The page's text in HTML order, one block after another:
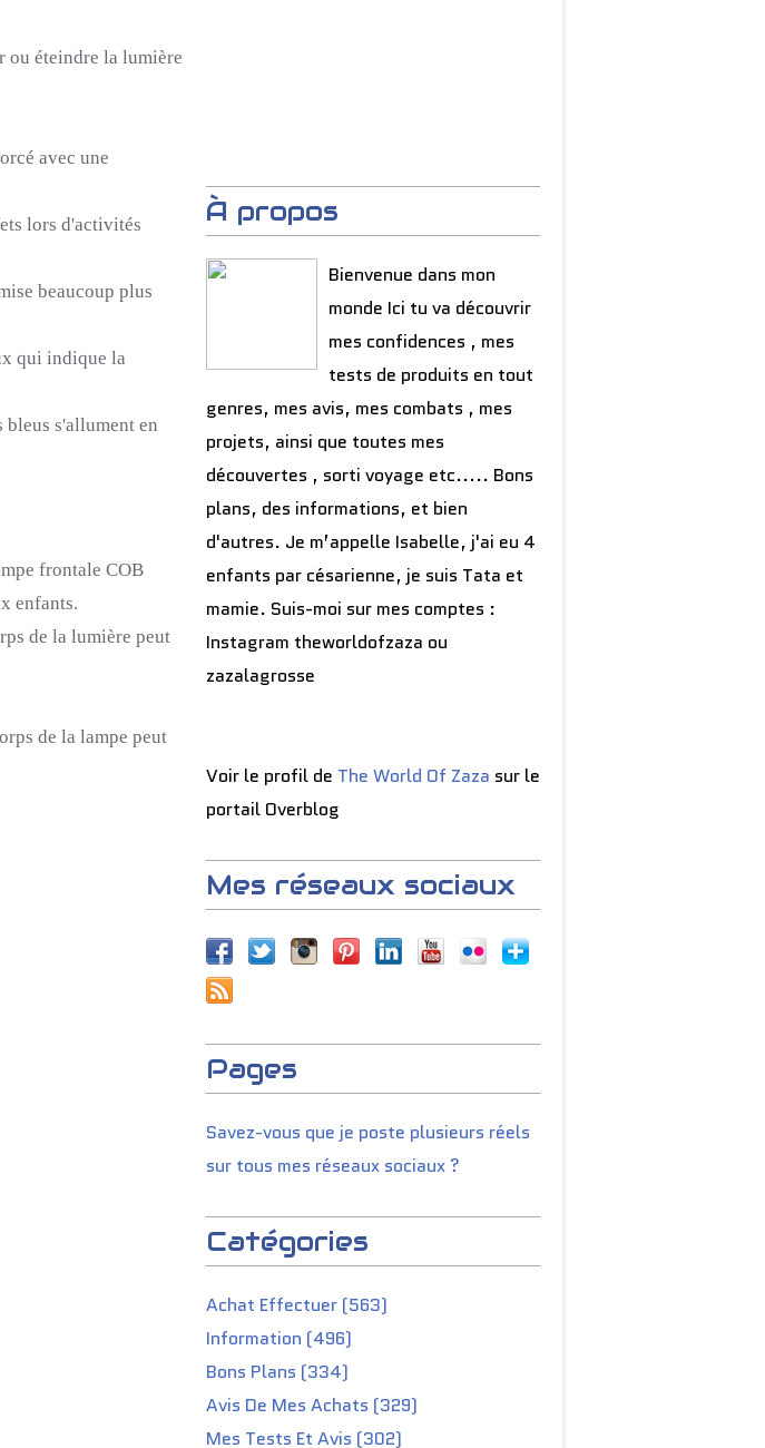
ou éteindre la lumière
avec une
lors d'activités
beaucoup plus
qui indique la
bleus s'allument en
frontale COB
enfants.
de la lumière peut
de la lampe peut
À propos
Bienvenue dans mon
monde Ici tu va découvrir
mes confidences , mes
tests de produits en tout
genres, mes avis, mes combats , mes
projets, ainsi que toutes mes
découvertes , sorti voyage etc..... Bons
plans, des informations, et bien
d'autres. Je m’appelle Isabelle, j'ai eu 4
enfants par césarienne, je suis Tata et
mamie. Suis-moi sur mes comptes :
Instagram theworldofzaza ou
zazalagrosse
Voir le profil de The World Of Zaza sur le
portail Overblog
Mes réseaux sociaux
Pages
Savez-vous que je poste plusieurs réels
sur tous mes réseaux sociaux ?
Catégories
Achat Effectuer (563)
Information (496)
Bons Plans (334)
Avis De Mes Achats (329)
Mes Tests Et Avis (302)